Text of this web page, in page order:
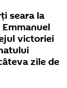
seara la
victoriei
zile de